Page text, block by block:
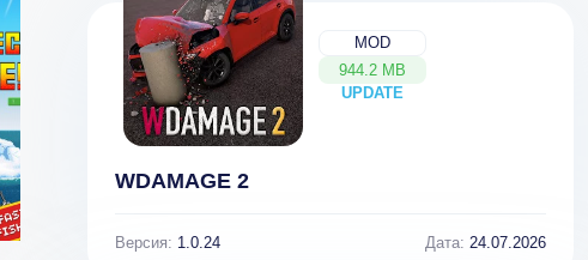
MOD
944.2 MB
UPDATE
NEW
WDAMAGE 2
Версия: 1.0.24 Дата: 24.07.2026